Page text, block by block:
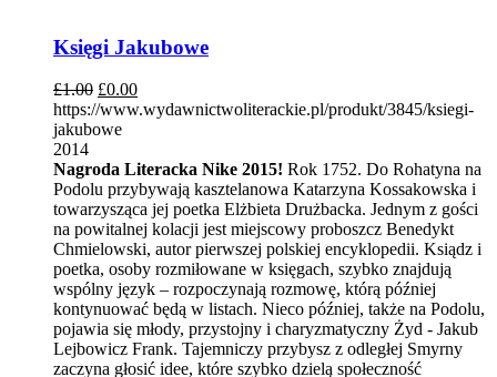
Księgi Jakubowe
£1.00 £0.00
https://www.wydawnictwoliterackie.pl/produkt/3845/ksiegi-
jakubowe
2014
Nagroda Literacka Nike 2015! Rok 1752. Do Rohatyna na
Podolu przybywają kasztelanowa Katarzyna Kossakowska i
towarzysząca jej poetka Elżbieta Drużbacka. Jednym z gości
na powitalnej kolacji jest miejscowy proboszcz Benedykt
Chmielowski, autor pierwszej polskiej encyklopedii. Ksiądz i
poetka, osoby rozmiłowane w księgach, szybko znajdują
wspólny język – rozpoczynają rozmowę, którą później
kontynuować będą w listach. Nieco później, także na Podolu,
pojawia się młody, przystojny i charyzmatyczny Żyd - Jakub
Lejbowicz Frank. Tajemniczy przybysz z odległej Smyrny
zaczyna głosić idee, które szybko dzielą społeczność